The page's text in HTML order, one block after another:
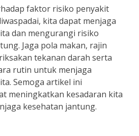
faktor risiko penyakit
kita dapat menjaga
dan mengurangi risiko
Jaga pola makan, rajin
tekanan darah serta
rutin untuk menjaga
Semoga artikel ini
meningkatkan kesadaran kita
kesehatan jantung.